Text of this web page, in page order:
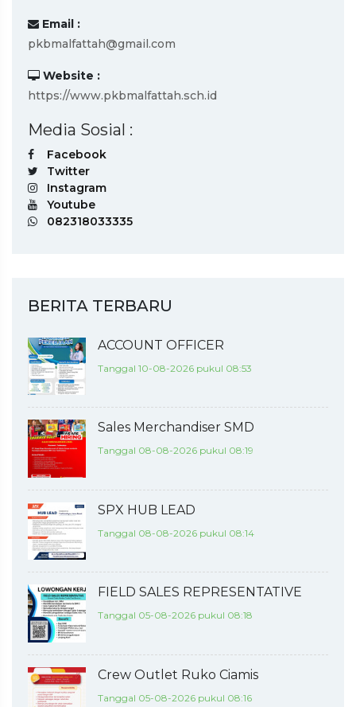
Email :
pkbmalfattah@gmail.com
Website :
https://www.pkbmalfattah.sch.id
Media Sosial :
Facebook
Twitter
Instagram
Youtube
082318033335
BERITA TERBARU
ACCOUNT OFFICER
Tanggal 10-08-2026 pukul 08:53
Sales Merchandiser SMD
Tanggal 08-08-2026 pukul 08:19
SPX HUB LEAD
Tanggal 08-08-2026 pukul 08:14
FIELD SALES REPRESENTATIVE
Tanggal 05-08-2026 pukul 08:18
Crew Outlet Ruko Ciamis
Tanggal 05-08-2026 pukul 08:16